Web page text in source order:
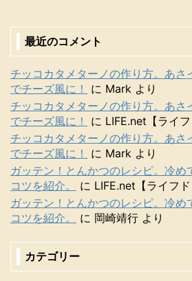
最近のコメント
チッコカタメターノの作り方。あさ
でチーズ風に！
に Mark より
チッコカタメターノの作り方。あさ
でチーズ風に！
に LIFE.net【ライフ
チッコカタメターノの作り方。あさ
でチーズ風に！
に Mark より
ガッテン！とんかつのレシピ。冷め
コツを紹介。
に LIFE.net【ライフド
ガッテン！とんかつのレシピ。冷め
コツを紹介。
に 岡崎靖行 より
カテゴリー